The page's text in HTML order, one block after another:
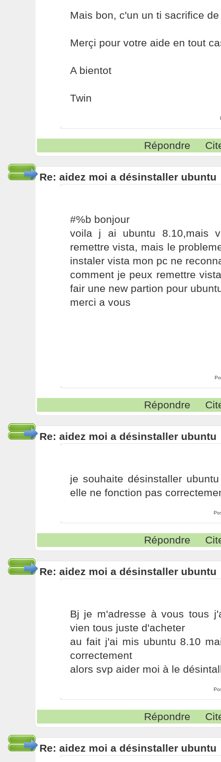
Mais bon, c'un un ti sacrifice
Merçi pour votre aide en tout
A bientot
Twin
Répondre
Re: aidez moi a désinstaller ubuntu
#%b bonjour
voila j ai ubuntu 8.10,mais
remettre vista, mais le
instaler vista mon pc ne
comment je peux remettre
fair une new partion pour
merci a vous
Répondre
Re: aidez moi a désinstaller ubuntu
je souhaite désinstaller
elle ne fonction pas
Répondre
Re: aidez moi a désinstaller ubuntu
Bj je m'adresse à vous tous
vien tous juste d'acheter
au fait j'ai mis ubuntu 8.10
correctement
alors svp aider moi à le
Répondre
Re: aidez moi a désinstaller ubuntu